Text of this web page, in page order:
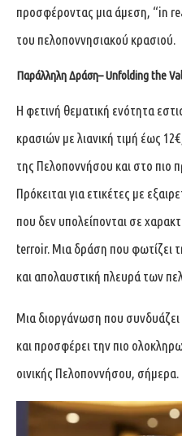
προσφέροντας μια άμεση, “in
του πελοποννησιακού κρασιού.
Παράλληλη Δράση– Unfolding the
Η φετινή θεματική ενότητα
κρασιών με λιανική τιμή έως
της Πελοποννήσου και στο πιο
Πρόκειται για ετικέτες με
που δεν υπολείπονται σε
terroir. Μια δράση που φωτίζει
και απολαυστική πλευρά των
Μια διοργάνωση που
και προσφέρει την πιο
οινικής Πελοποννήσου, σήμερα.